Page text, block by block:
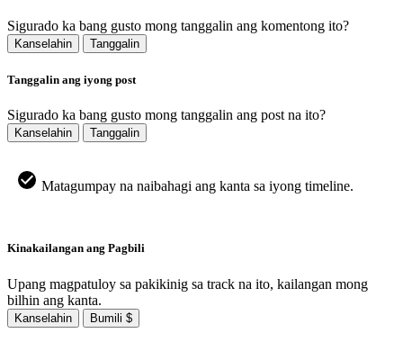
Sigurado ka bang gusto mong tanggalin ang komentong ito?
Kanselahin Tanggalin
Tanggalin ang iyong post
Sigurado ka bang gusto mong tanggalin ang post na ito?
Kanselahin Tanggalin
Matagumpay na naibahagi ang kanta sa iyong timeline.
Kinakailangan ang Pagbili
Upang magpatuloy sa pakikinig sa track na ito, kailangan mong
bilhin ang kanta.
Kanselahin Bumili $